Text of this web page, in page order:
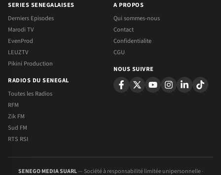
SERIES SENEGALAISES
Derniers Episodes
Marodi TV
EvenProd
LEUZTV
Pikini Production
RADIOS DU SENEGAL
Toutes les Radios
RFM
Zik FM
Sud FM
RTS RSI
A PROPOS
Qui sommes-nous
Contact
Confidentialite
CGU
NOUS SUIVRE
SENEGO MEDIA SUARL— Société à responsabilité limitée unipersonnelle ·